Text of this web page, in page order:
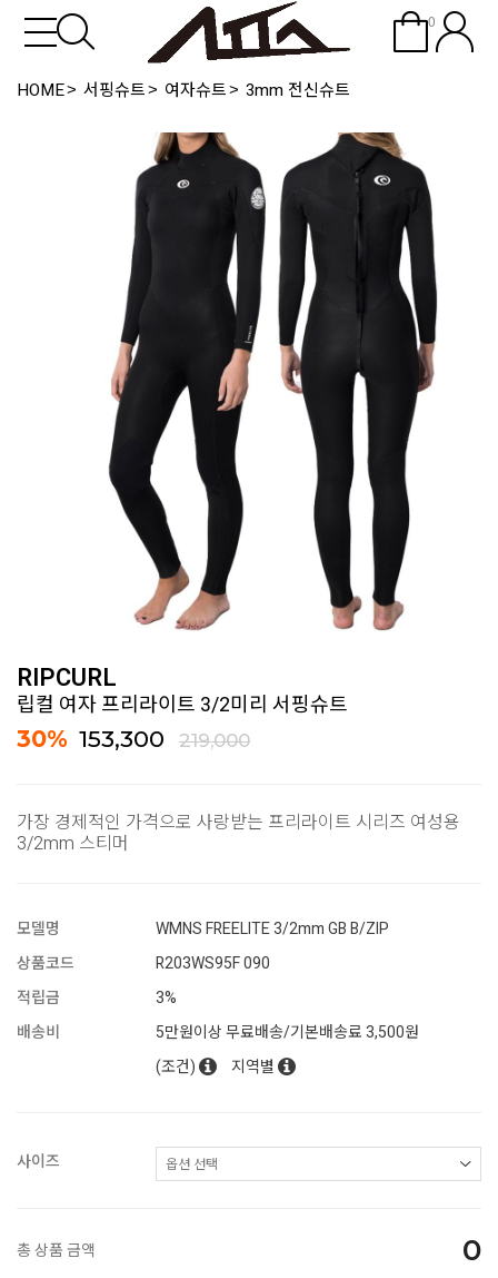
0
HOME 서핑슈트 여자슈트 3mm 전신슈트
RIPCURL
립컬 여자 프리라이트 3/2미리 서핑슈트
30% 153,300 219,000
가장 경제적인 가격으로 사랑받는 프리라이트 시리즈 여성용
3/2mm 스티머
모델명
WMNS FREELITE 3/2mm GB B/ZIP
상품코드
R203WS95F 090
적립금
3%
배송비
5만원이상 무료배송/기본배송료 3,500원
(조건)
지역별
사이즈
총 상품 금액 0